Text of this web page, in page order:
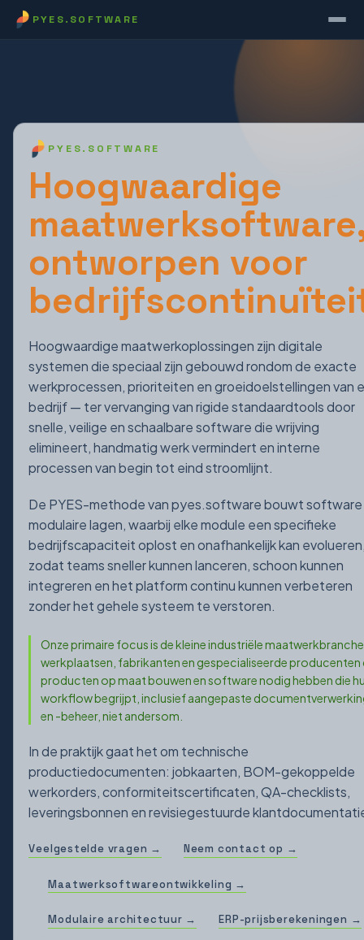
PYES.SOFTWARE
PYES.SOFTWARE
Hoogwaardige
ontworpen voor
Hoogwaardige maatwerkoplossingen zijn digitale
systemen die speciaal zijn gebouwd rondom de exacte
werkprocessen, prioriteiten en groeidoelstellingen van
bedrijf — ter vervanging van rigide standaardtools door
snelle, veilige en schaalbare software die wrijving
elimineert, handmatig werk vermindert en interne
processen van begin tot eind stroomlijnt.
De PYES-methode van pyes.software bouwt software
modulaire lagen, waarbij elke module een specifieke
bedrijfscapaciteit oplost en onafhankelijk kan
zodat teams sneller kunnen lanceren, schoon kunnen
integreren en het platform continu kunnen verbeteren
zonder het gehele systeem te verstoren.
Onze primaire focus is de kleine industriële
werkplaatsen, fabrikanten en gespecialiseerde producenten
producten op maat bouwen en software nodig hebben die
workflow begrijpt, inclusief aangepaste
en -beheer, niet andersom.
In de praktijk gaat het om technische
productiedocumenten: jobkaarten, BOM-gekoppelde
werkorders, conformiteitscertificaten, QA-checklists,
leveringsbonnen en revisiegestuurde
Veelgestelde vragen → Neem contact op →
Maatwerksoftwareontwikkeling →
Modulaire architectuur → ERP-prijsberekeningen →